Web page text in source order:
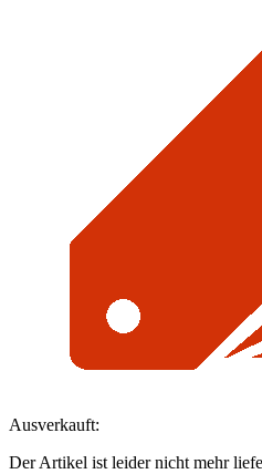
Ausverkauft:
Der Artikel ist leider nicht mehr